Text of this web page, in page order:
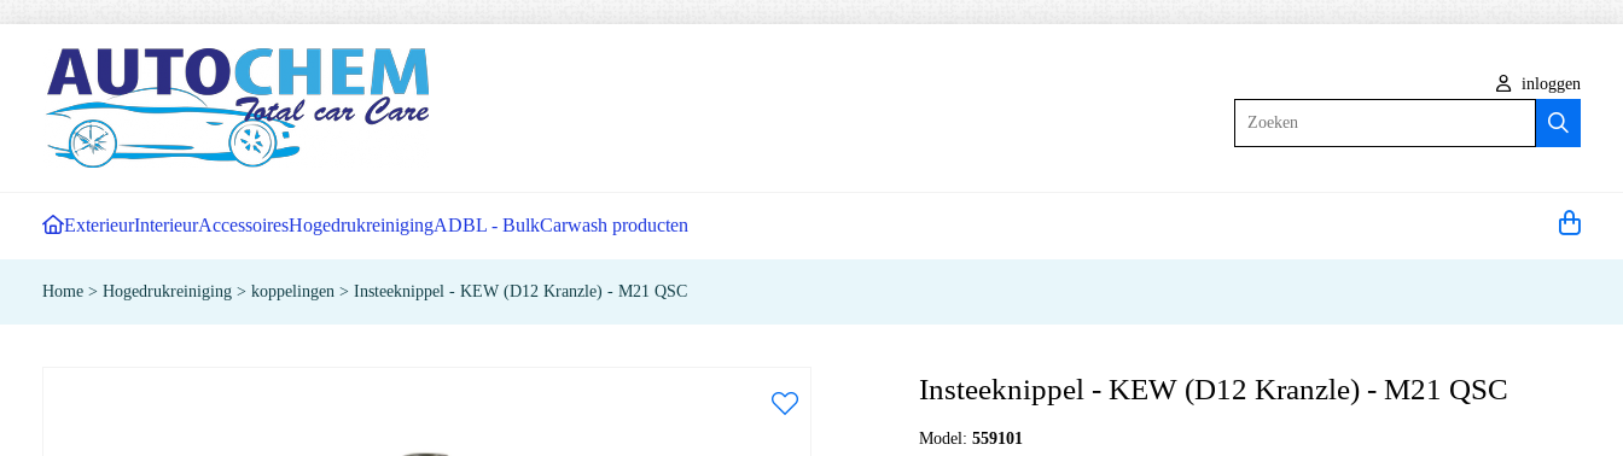
inloggen
ExterieurInterieurAccessoiresHogedrukreinigingADBL - BulkCarwash producten
Home > Hogedrukreiniging > koppelingen > Insteeknippel - KEW (D12 Kranzle) - M21 QSC
Insteeknippel - KEW (D12 Kranzle) - M21 QSC
Model:559101